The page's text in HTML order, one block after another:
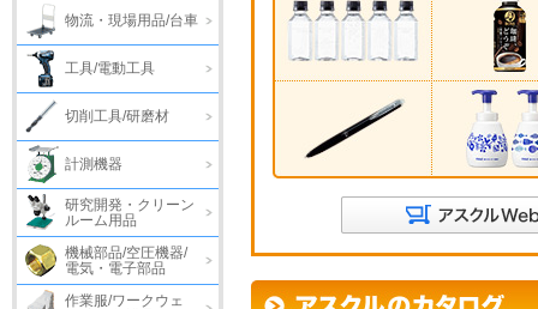
物流・現場用品/台車
工具/電動工具
切削工具/研磨材
計測機器
研究開発・クリーン
ルーム用品
機械部品/空圧機器/
電気・電子部品
作業服/ワークウェ